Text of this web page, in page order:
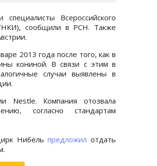
Всероссийского
сообщили в РСН. Также
2013 года после того, как в
кониной. В связи с этим в
случаи выявлены в
Nestle. Компания отозвала
согласно стандартам
Нибельпредложил отдать